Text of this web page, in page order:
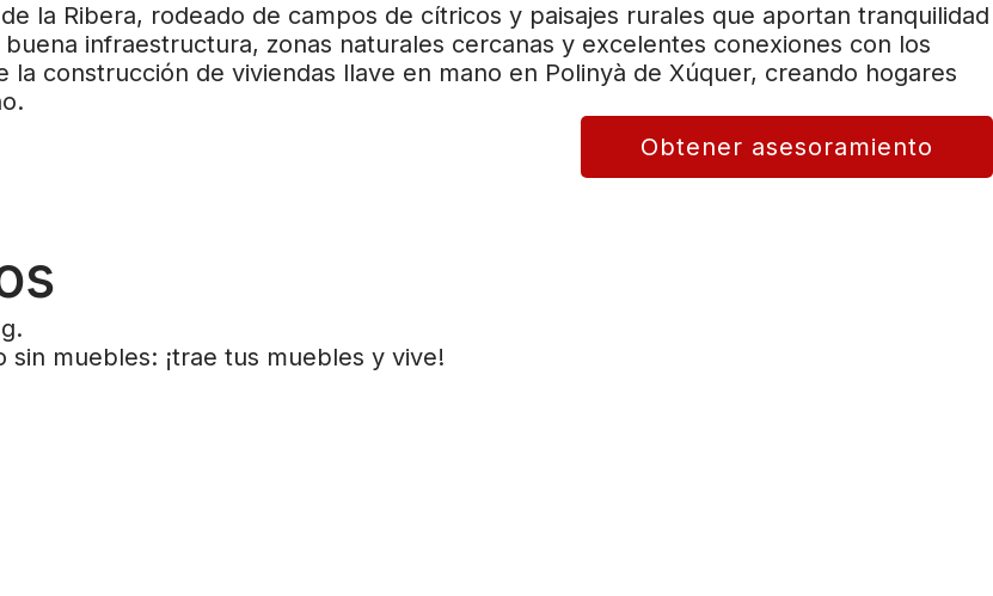
la Ribera, rodeado de campos de cítricos y paisajes rurales que aportan tranquilidad
infraestructura, zonas naturales cercanas y excelentes conexiones con los
construcción de viviendas llave en mano en Polinyà de Xúquer, creando hogares
Obtener asesoramiento
muebles: ¡trae tus muebles y vive!